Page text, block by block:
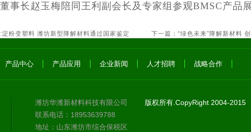
董事长赵玉梅陪同王利副会长及专家组参观BMSC产品展
粉变塑料 潍坊新型降解材料通过国家鉴定 下一篇： “绿色未来”降解新材料
产品中心 产品应用 企业新闻 人才招聘 战略合作
潍坊华潍新材料科技有限公司
版权所有.CopyRight 2004-2015
联系电话：18953639788
地址：山东潍坊市综合保税区